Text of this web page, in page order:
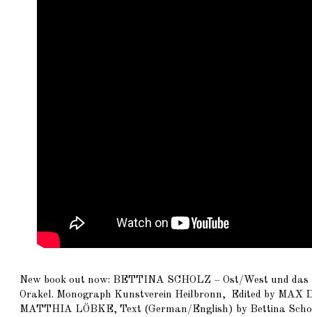
New book out now: BETTINA SCHOLZ – Ost/West und das
Orakel. Monograph Kunstverein Heilbronn, Edited by MAX
MATTHIA LÖBKE, Text (German/English) by Bettina